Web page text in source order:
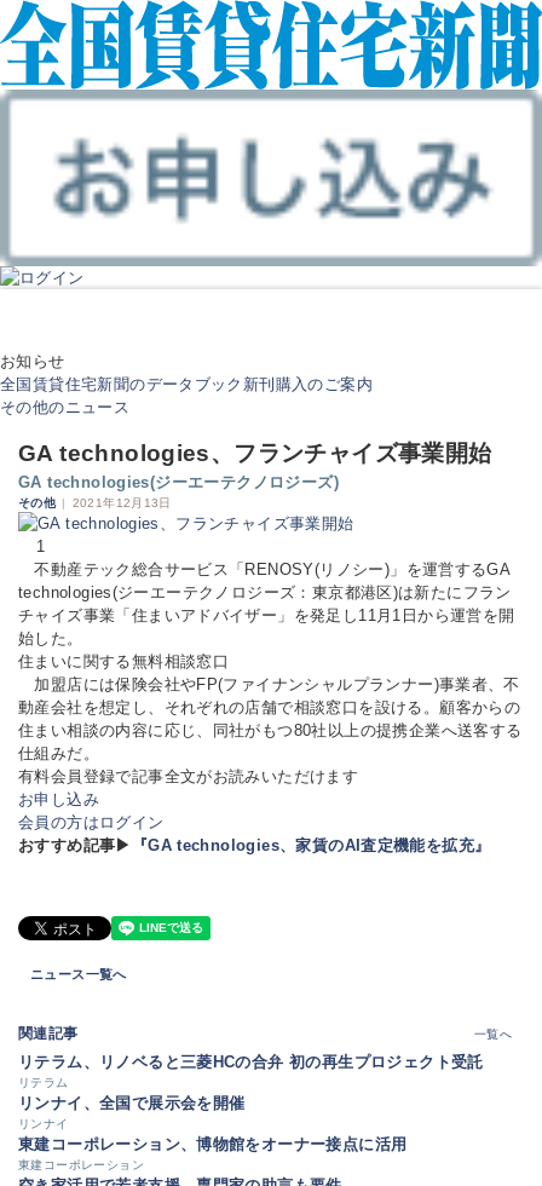
お知らせ
全国賃貸住宅新聞のデータブック新刊購入のご案内
その他のニュース
GA technologies、フランチャイズ事業開始
GA technologies(ジーエーテクノロジーズ)
その他 | 2021年12月13日
1
不動産テック総合サービス「RENOSY(リノシー)」を運営するGA
technologies(ジーエーテクノロジーズ：東京都港区)は新たにフラン
チャイズ事業「住まいアドバイザー」を発足し11月1日から運営を開
始した。
住まいに関する無料相談窓口
加盟店には保険会社やFP(ファイナンシャルプランナー)事業者、不
動産会社を想定し、それぞれの店舗で相談窓口を設ける。顧客からの
住まい相談の内容に応じ、同社がもつ80社以上の提携企業へ送客する
仕組みだ。
有料会員登録で記事全文がお読みいただけます
お申し込み
会員の方はログイン
おすすめ記事▶
『GA technologies、家賃のAI査定機能を拡充』
ニュース一覧へ
関連記事 一覧へ
リテラム、リノベると三菱HCの合弁 初の再生プロジェクト受託
リテラム
リンナイ、全国で展示会を開催
リンナイ
東建コーポレーション、博物館をオーナー接点に活用
東建コーポレーション